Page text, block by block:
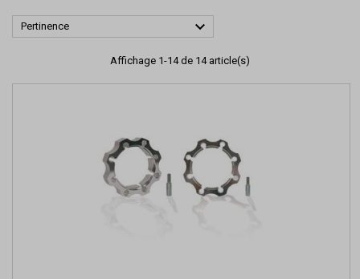
Pertinence 
Affichage 1-14 de 14 article(s)